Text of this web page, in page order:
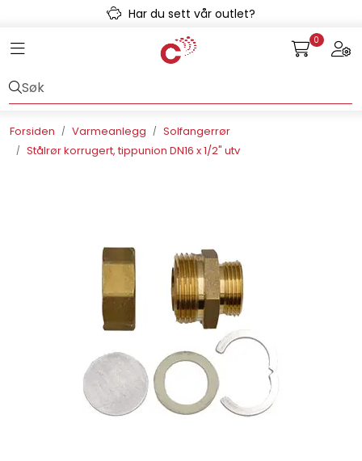
Skip to main contentHar du sett vår outlet?
Toggle navigation 0
Forsiden Varmeanlegg
Solfangerrør
Stålrør korrugert, tippunion DN16 x 1/2" utv
Kulvert